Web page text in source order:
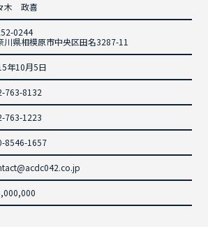
木 政喜
0244
川県相模原市中央区田名3287-11
年10月5日
763-8132
763-1223
8546-1657